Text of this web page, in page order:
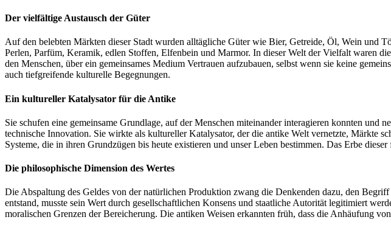
Der vielfältige Austausch der Güter
Auf den belebten Märkten dieser Stadt wurden alltägliche Güter wie Bier, Getreide, Öl, Wein und
Perlen, Parfüm, Keramik, edlen Stoffen, Elfenbein und Marmor. In dieser Welt der Vielfalt waren
den Menschen, über ein gemeinsames Medium Vertrauen aufzubauen, selbst wenn sie keine
auch tiefgreifende kulturelle Begegnungen.
Ein kultureller Katalysator für die Antike
Sie schufen eine gemeinsame Grundlage, auf der Menschen miteinander interagieren konnten
technische Innovation. Sie wirkte als kultureller Katalysator, der die antike Welt vernetzte, Märkte
Systeme, die in ihren Grundzügen bis heute existieren und unser Leben bestimmen. Das Erbe
Die philosophische Dimension des Wertes
Die Abspaltung des Geldes von der natürlichen Produktion zwang die Denkenden dazu, den
entstand, musste sein Wert durch gesellschaftlichen Konsens und staatliche Autorität legitimiert
moralischen Grenzen der Bereicherung. Die antiken Weisen erkannten früh, dass die Anhäufung